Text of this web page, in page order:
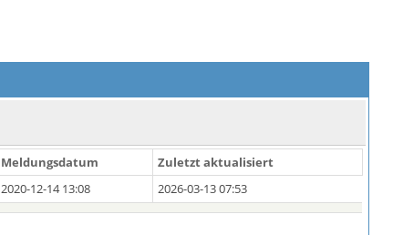
Meldungsdatum
Zuletzt aktualisiert
2020-12-14 13:08 2026-03-13 07:53